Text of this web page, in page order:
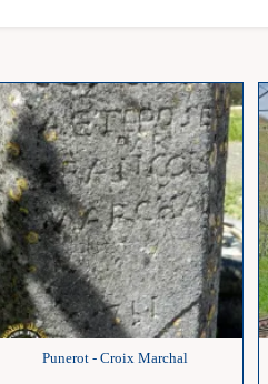
Punerot - Croix Marchal